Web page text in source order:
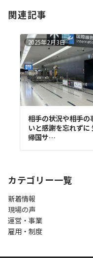
関連記事
2025年2月3日
相手の状況や相手の
いと感謝を忘れず
帰国サ…
カテゴリー一覧
新着情報
現場の声
運営・事業
雇用・制度